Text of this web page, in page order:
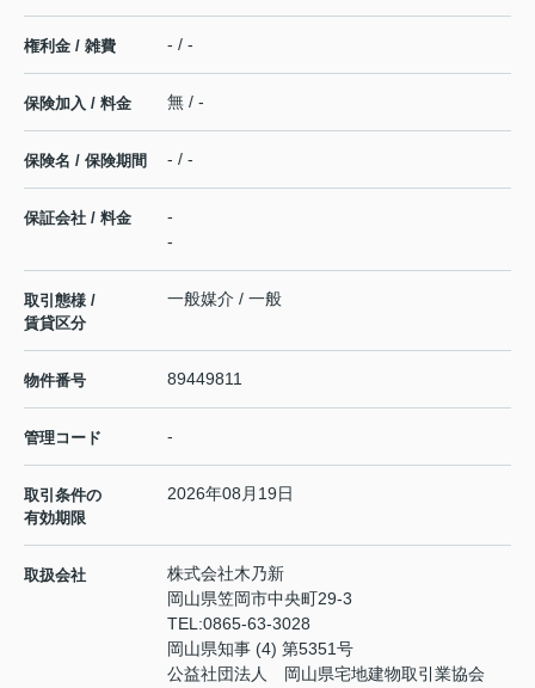
権利金 / 雑費 - / -
保険加入 / 料金 無 / -
保険名 / 保険期間 - / -
保証会社 / 料金
-
-
取引態様 /
賃貸区分
一般媒介 / 一般
物件番号 89449811
管理コード -
取引条件の
有効期限
2026年08月19日
取扱会社
株式会社木乃新
岡山県笠岡市中央町29-3
TEL:0865-63-3028
岡山県知事 (4) 第5351号
公益社団法人 岡山県宅地建物取引業協会